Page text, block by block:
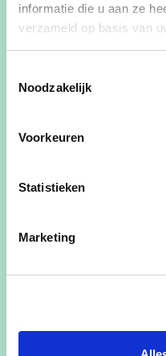
informatie die u aan ze
verzameld op basis van
Noodzakelijk
Voorkeuren
Statistieken
Marketing
Kom jij ook?
Achternaam